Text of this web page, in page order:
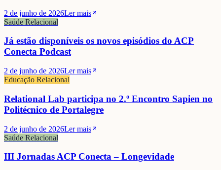
2 de junho de 2026Ler mais
Saúde Relacional
Já estão disponíveis os novos episódios do ACP
Conecta Podcast
2 de junho de 2026Ler mais
Educação Relacional
Relational Lab participa no 2.º Encontro Sapien no
Politécnico de Portalegre
2 de junho de 2026Ler mais
Saúde Relacional
III Jornadas ACP Conecta – Longevidade